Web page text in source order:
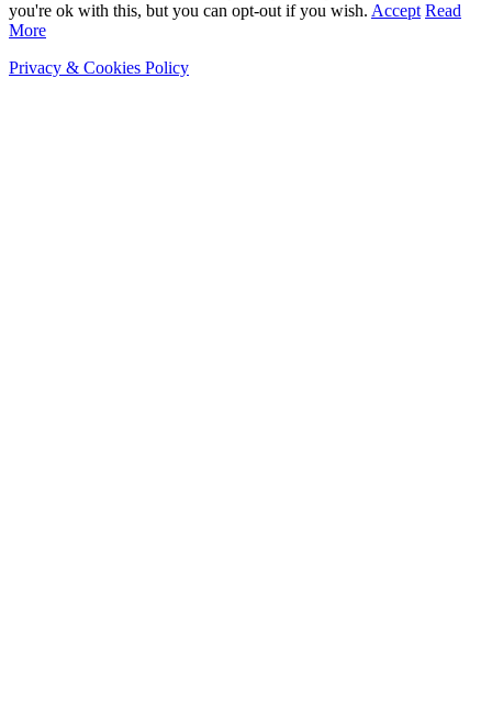
you're ok with this, but you can opt-out if you wish. Accept Read
More
Privacy & Cookies Policy